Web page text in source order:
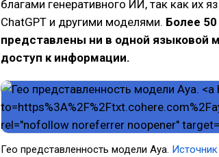
благами генеративного ИИ, так как их
ChatGPT и другими моделями. Более
представлены ни в одной языковой
доступ к информации.
Гео представленность модели Aya. Источник